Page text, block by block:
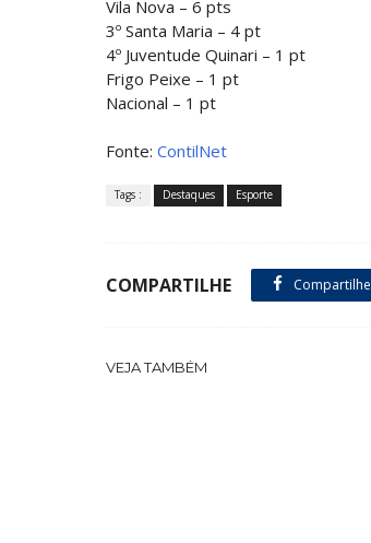
Vila Nova – 6 pts
3º Santa Maria – 4 pt
4º Juventude Quinari – 1 pt
Frigo Peixe – 1 pt
Nacional – 1 pt
Fonte: ContilNet
Tags : Destaques Esporte
COMPARTILHE Compartilhe
VEJA TAMBÉM